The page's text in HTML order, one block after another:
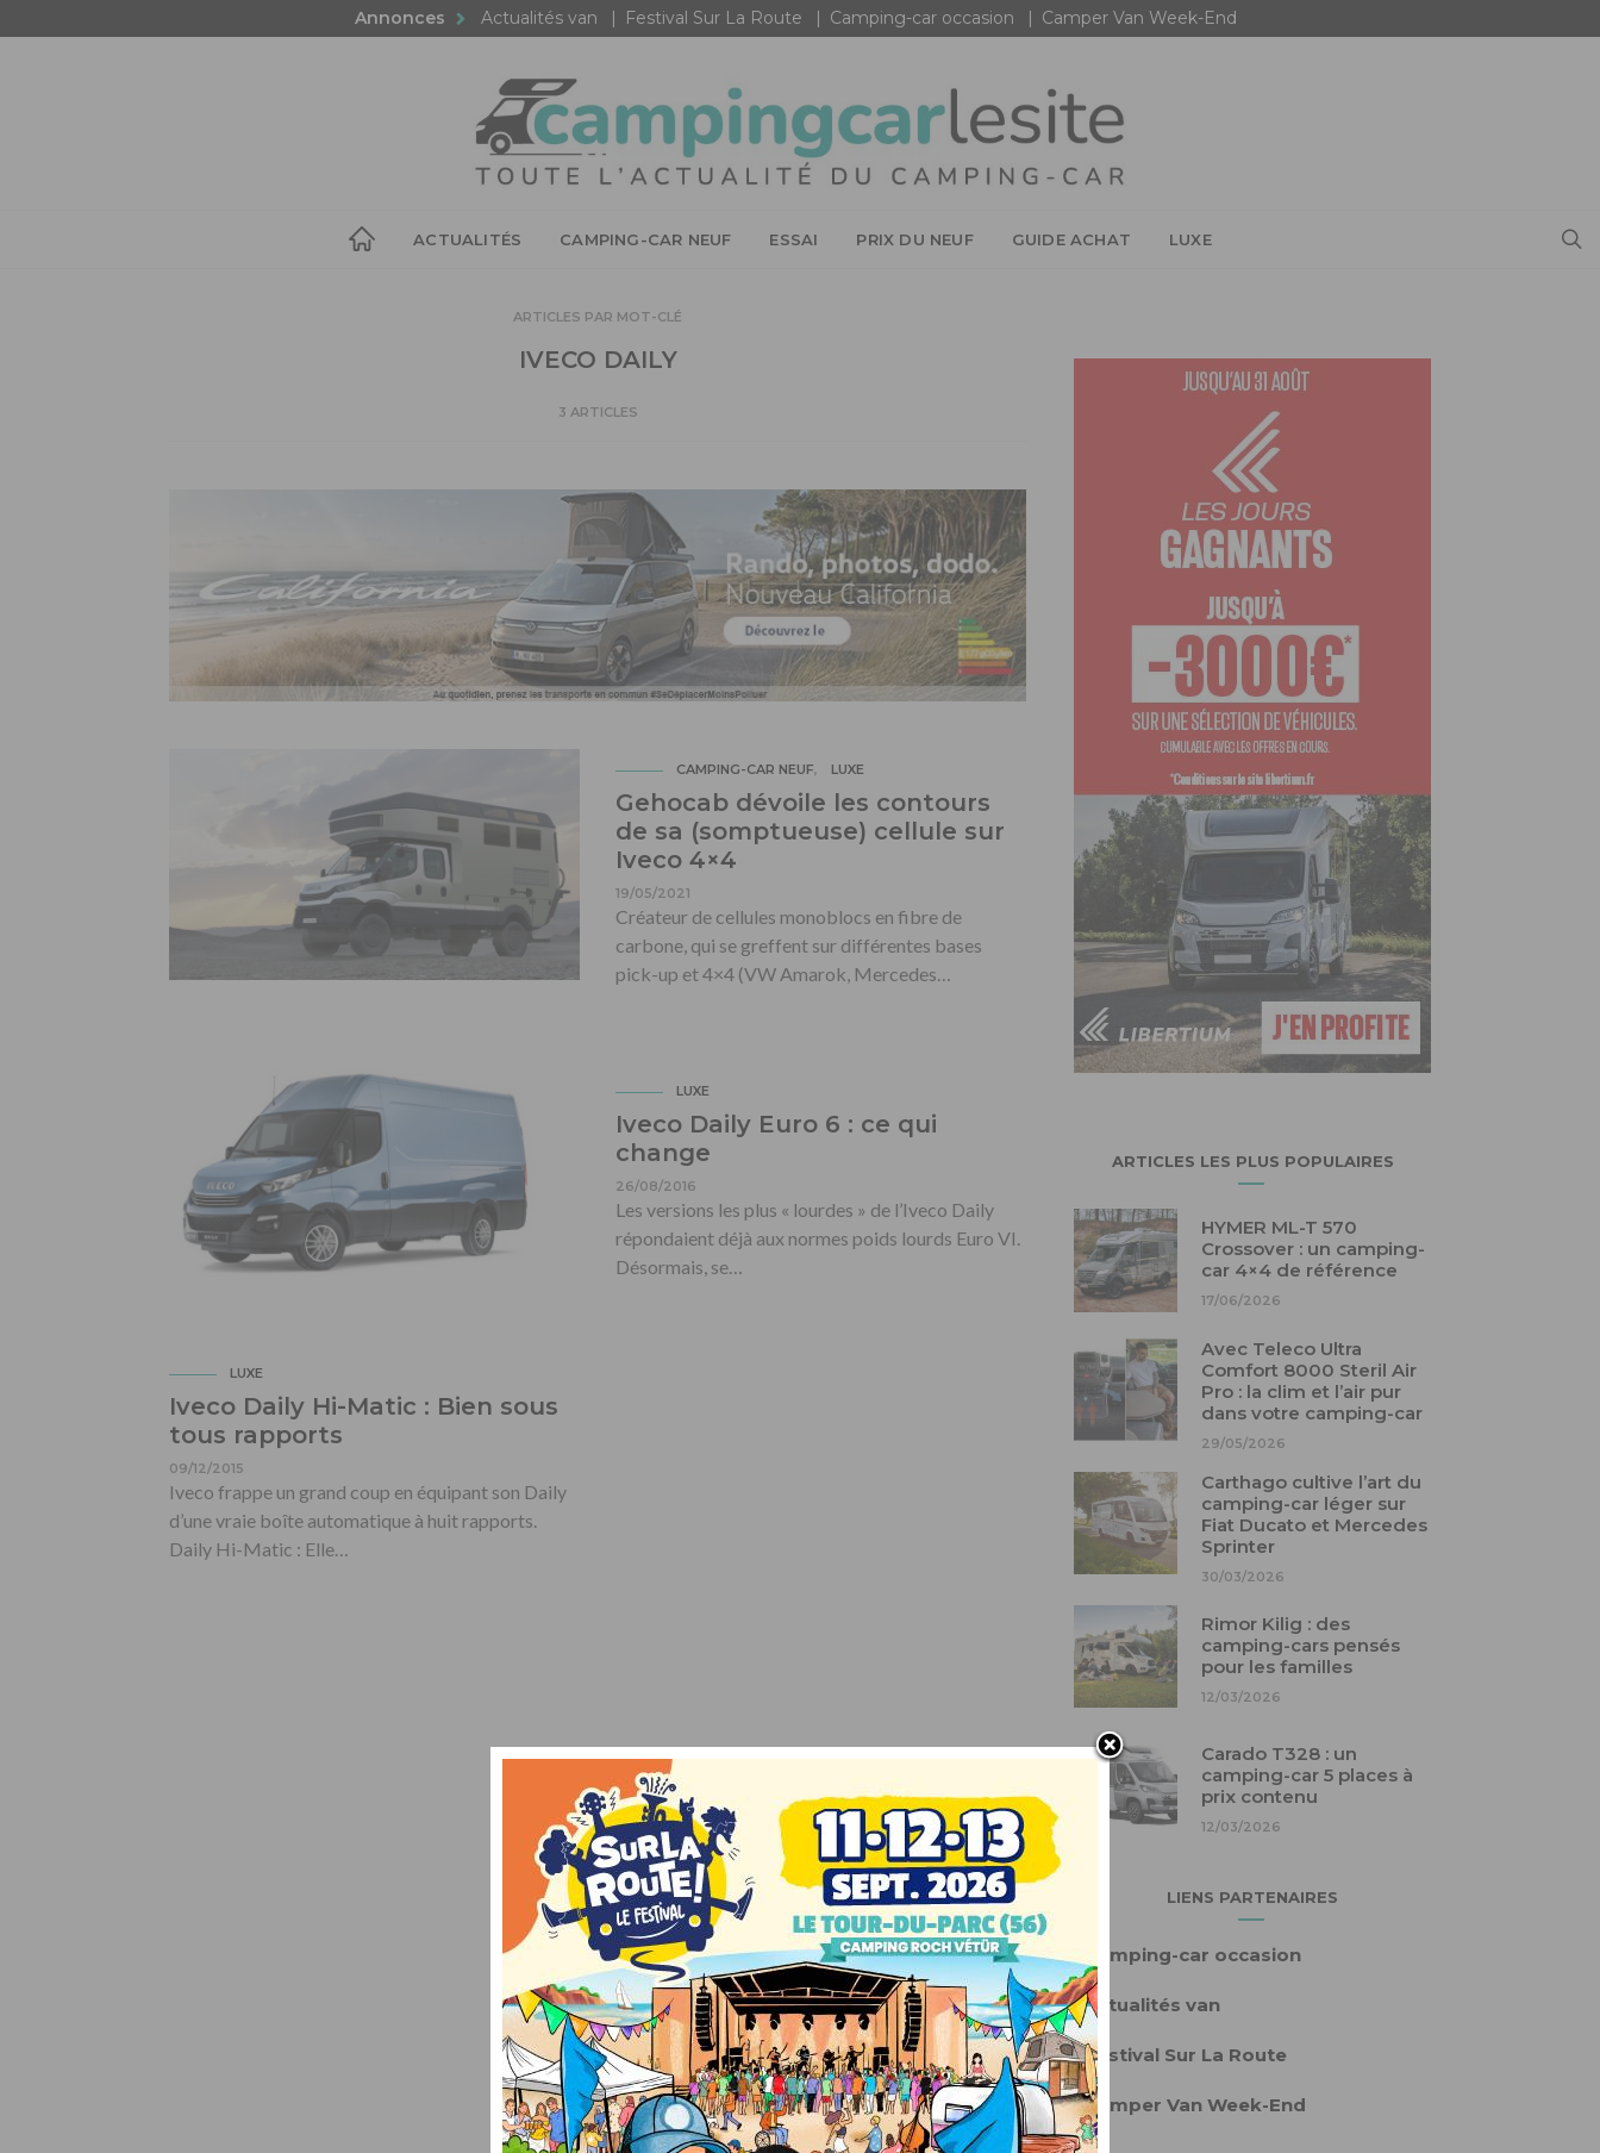
Annonces Actualités van Festival Sur La Route Camping-car occasion Camper Van Week-End
ACTUALITÉS CAMPING-CAR NEUF ESSAI PRIX DU NEUF GUIDE ACHAT LUXE
ARTICLES PAR MOT-CLÉ
IVECO DAILY
3 ARTICLES
CAMPING-CAR NEUF LUXE
Gehocab dévoile les contours
de sa (somptueuse) cellule sur
Iveco 4×4
19/05/2021
Créateur de cellules monoblocs en fibre de
carbone, qui se greffent sur différentes bases
pick-up et 4×4 (VW Amarok, Mercedes…
LUXE
Iveco Daily Euro 6 : ce qui
change
26/08/2016
Les versions les plus « lourdes » de l’Iveco Daily
répondaient déjà aux normes poids lourds Euro VI.
Désormais, se…
LUXE
Iveco Daily Hi-Matic : Bien sous
tous rapports
09/12/2015
Iveco frappe un grand coup en équipant son Daily
d’une vraie boîte automatique à huit rapports.
Daily Hi-Matic : Elle…
ARTICLES LES PLUS POPULAIRES
HYMER ML-T 570
Crossover : un camping-
car 4×4 de référence
17/06/2026
Avec Teleco Ultra
Comfort 8000 Steril Air
Pro : la clim et l’air pur
dans votre camping-car
29/05/2026
Carthago cultive l’art du
camping-car léger sur
Fiat Ducato et Mercedes
Sprinter
30/03/2026
Rimor Kilig : des
camping-cars pensés
pour les familles
12/03/2026
Carado T328 : un
camping-car 5 places à
prix contenu
12/03/2026
LIENS PARTENAIRES
Camping-car occasion
› Actualités van
› Festival Sur La Route
› Camper Van Week-End